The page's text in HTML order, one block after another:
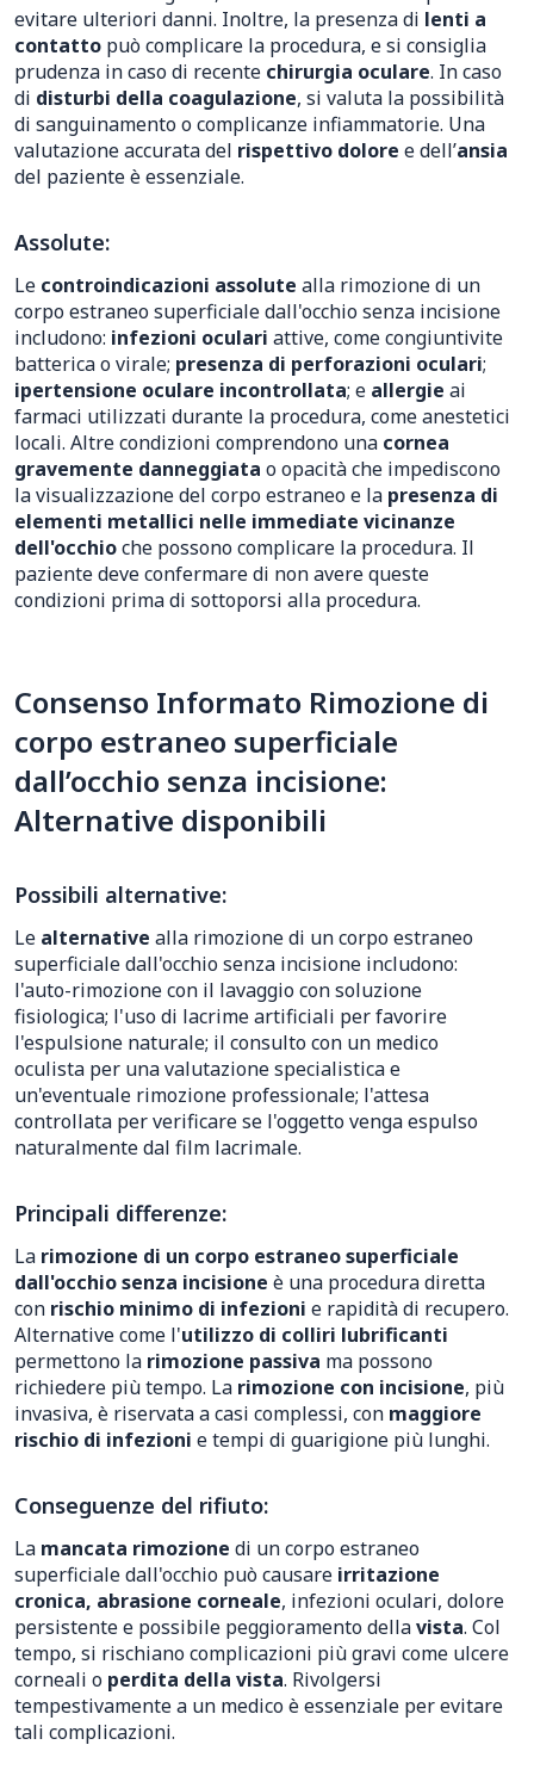
evitare ulteriori danni. Inoltre, la presenza di lenti a
contatto può complicare la procedura, e si consiglia
prudenza in caso di recente chirurgia oculare. In caso
di disturbi della coagulazione, si valuta la possibilità
di sanguinamento o complicanze infiammatorie. Una
valutazione accurata del rispettivo dolore e dell’ansia
del paziente è essenziale.
Assolute:
Le controindicazioni assolute alla rimozione di un
corpo estraneo superficiale dall'occhio senza incisione
includono: infezioni oculari attive, come congiuntivite
batterica o virale; presenza di perforazioni oculari;
ipertensione oculare incontrollata; e allergie ai
farmaci utilizzati durante la procedura, come anestetici
locali. Altre condizioni comprendono una cornea
gravemente danneggiata o opacità che impediscono
la visualizzazione del corpo estraneo e la presenza di
elementi metallici nelle immediate vicinanze
dell'occhioche possono complicare la procedura. Il
paziente deve confermare di non avere queste
condizioni prima di sottoporsi alla procedura.
Consenso Informato Rimozione di
corpo estraneo superficiale
dall’occhio senza incisione:
Alternative disponibili
Possibili alternative:
Le alternative alla rimozione di un corpo estraneo
superficiale dall'occhio senza incisione includono:
l'auto-rimozione con il lavaggio con soluzione
fisiologica; l'uso di lacrime artificiali per favorire
l'espulsione naturale; il consulto con un medico
oculista per una valutazione specialistica e
un'eventuale rimozione professionale; l'attesa
controllata per verificare se l'oggetto venga espulso
naturalmente dal film lacrimale.
Principali differenze:
La rimozione di un corpo estraneo superficiale
dall'occhio senza incisione è una procedura diretta
con rischio minimo di infezioni e rapidità di recupero.
Alternative come l'utilizzo di colliri lubrificanti
permettono la rimozione passiva ma possono
richiedere più tempo. La rimozione con incisione, più
invasiva, è riservata a casi complessi, con maggiore
rischio di infezioni e tempi di guarigione più lunghi.
Conseguenze del rifiuto:
La mancata rimozione di un corpo estraneo
superficiale dall'occhio può causare irritazione
cronica, abrasione corneale, infezioni oculari, dolore
persistente e possibile peggioramento dellavista. Col
tempo, si rischiano complicazioni più gravi come ulcere
corneali o perdita della vista. Rivolgersi
tempestivamente a un medico è essenziale per evitare
tali complicazioni.